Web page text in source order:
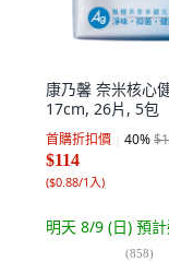
康乃馨 奈米核心
17cm, 26片, 5包
首購折扣價 40%
$114
($0.88/1入)
明天 8/9 (日) 預
(858)